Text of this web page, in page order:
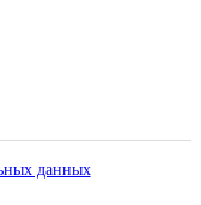
данных